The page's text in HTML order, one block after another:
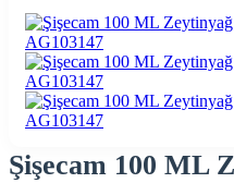
Şişecam 100 ML